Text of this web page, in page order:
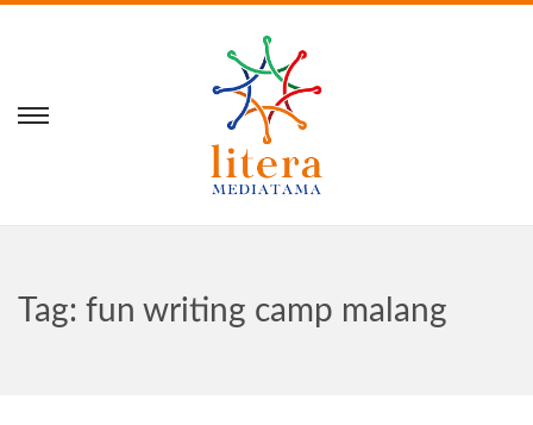
Tag: fun writing camp malang